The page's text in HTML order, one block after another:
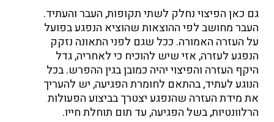
גם כאן הפיצוי נחלק לשתי תקופות, העבר והעתיד.
העבר מחושב לפי ההוצאות שהוציא הנפגע בפועל
על העזרה האמורה. ככל שגם לפני התאונה נזקק
הנפגע לעזרה, אזי שיש להוכיח כי לאחריה, גדל
היקף העזרה והפיצוי יהיה כמובן בגין ההפרש. בכל
הנוגע לעתיד, בהתאם לחומרת הפגיעה, יש להעריך
את מידת העזרה שהנפגע יצטרך בביצוע הפעולות
הרלוונטיות, בשל הפגיעה, עד תום תוחלת חייו.